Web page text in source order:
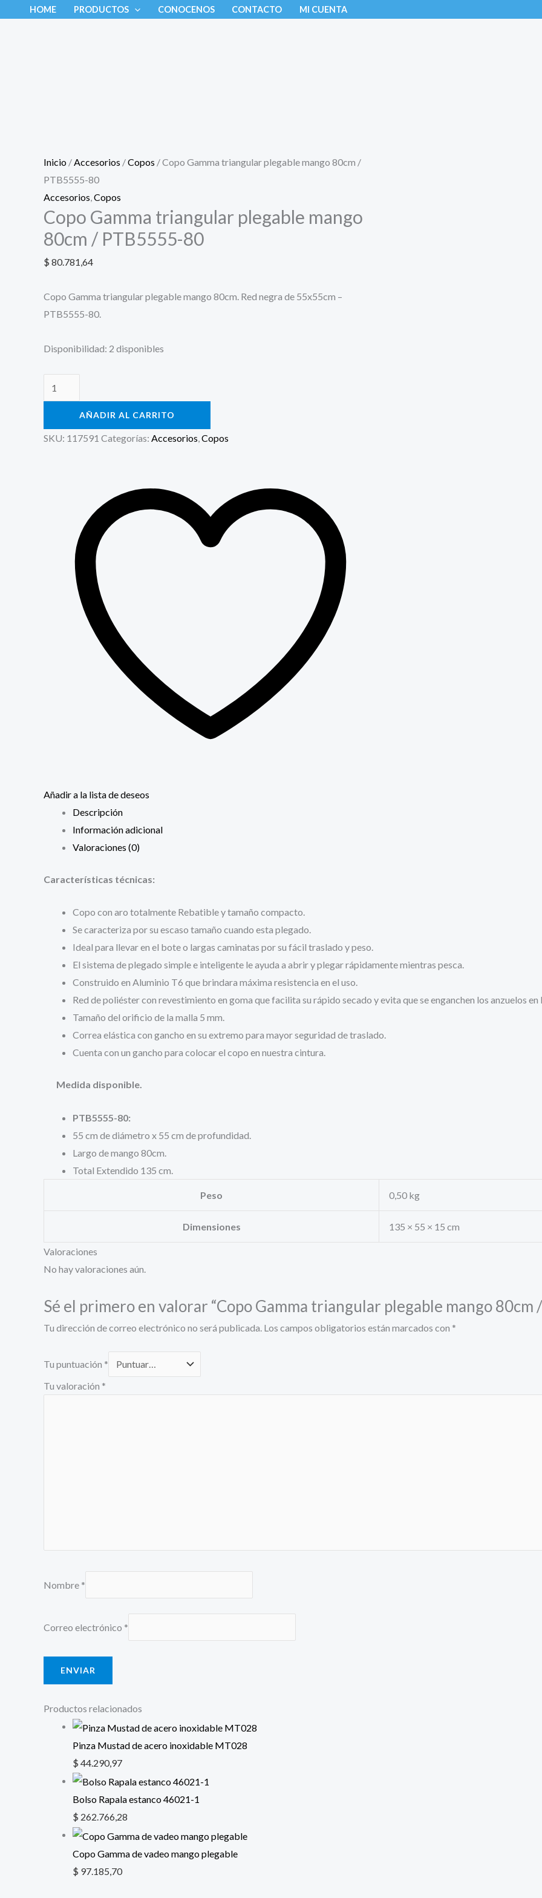
HOME PRODUCTOS CONOCENOS CONTACTO MI CUENTA
Inicio / Accesorios /Copos / Copo Gamma triangular plegable mango 80cm /
PTB5555-80
Accesorios Copos
Copo Gamma triangular plegable mango
80cm / PTB5555-80
$ 80.781,64
Copo Gamma triangular plegable mango 80cm. Red negra de 55x55cm –
PTB5555-80.
Disponibilidad: 2 disponibles
Copo
cantidad
AÑADIR AL CARRITO
SKU: 117591 Categorías: Accesorios Copos
Añadir a la lista de deseos
Descripción
Información adicional
Valoraciones (0)
Características técnicas:
Copo con aro totalmente Rebatible y tamaño compacto.
Se caracteriza por su escaso tamaño cuando esta plegado.
Ideal para llevar en el bote o largas caminatas por su fácil traslado y peso.
El sistema de plegado simple e inteligente le ayuda a abrir y plegar rápidamente mientras pesca.
Construido en Aluminio T6 que brindara máxima resistencia en el uso.
Red de poliéster con revestimiento en goma que facilita su rápido secado y evita que se enganchen los anzuelos en
Tamaño del orificio de la malla 5 mm.
Correa elástica con gancho en su extremo para mayor seguridad de traslado.
Cuenta con un gancho para colocar el copo en nuestra cintura.
Medida disponible.
PTB5555-80:
55 cm de diámetro x 55 cm de profundidad.
Largo de mango 80cm.
Total Extendido 135 cm.
Peso 0,50 kg
Dimensiones 135 × 55 × 15 cm
Valoraciones
No hay valoraciones aún.
Sé el primero en valorar “Copo Gamma triangular plegable mango 80cm
Tu dirección de correo electrónico no será publicada. Los campos obligatorios están marcados con *
Tu puntuación *
Tu valoración *
Nombre *
Correo electrónico *
Productos relacionados
Pinza Mustad de acero inoxidable MT028
$ 44.290,97
Bolso Rapala estanco 46021-1
$ 262.766,28
Copo Gamma de vadeo mango plegable
$ 97.185,70